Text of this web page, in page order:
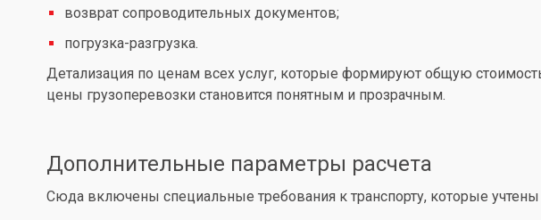
возврат сопроводительных документов;
погрузка-разгрузка.
Детализация по ценам всех услуг, которые формируют общую
цены грузоперевозки становится понятным и прозрачным.
Дополнительные параметры расчета
Сюда включены специальные требования к транспорту, которые учтены